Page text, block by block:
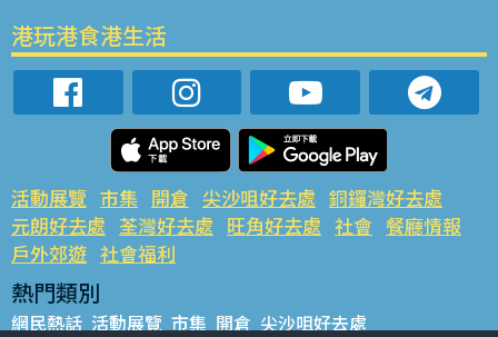
港玩港食港生活
活動展覽 市集 開倉 尖沙咀好去處 銅鑼灣好去處
元朗好去處 荃灣好去處 旺角好去處 社會 餐廳情報
戶外郊遊 社會福利
熱門類別
網民熱話 活動展覽 市集 開倉 尖沙咀好去處